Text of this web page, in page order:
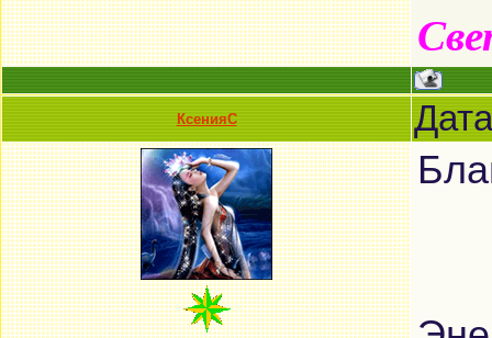
КсенияС